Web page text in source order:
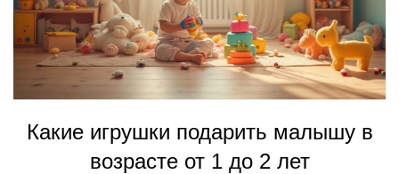
Какие игрушки подарить малышу в
возрасте от 1 до 2 лет